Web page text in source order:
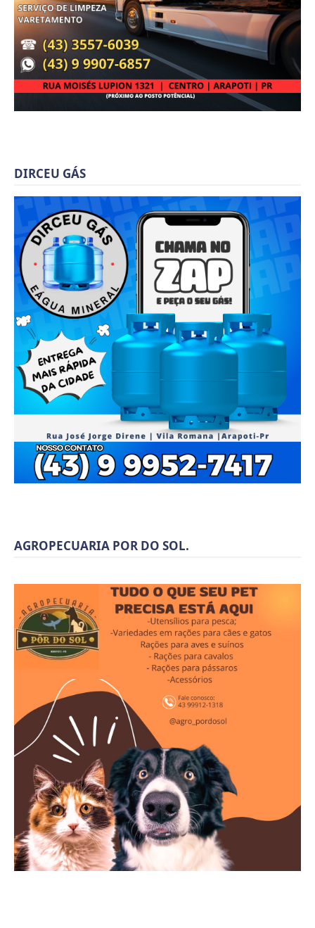
DIRCEU GÁS
AGROPECUARIA POR DO SOL.